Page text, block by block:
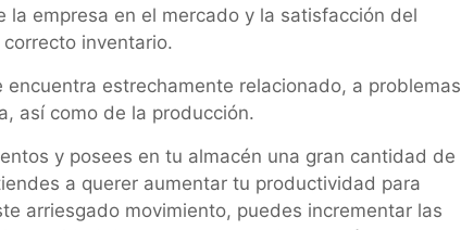
empresa en el mercado y la satisfacción del
inventario.
estrechamente relacionado, a problemas
así como de la producción.
y posees en tu almacén una gran cantidad de
a querer aumentar tu productividad para
arriesgado movimiento, puedes incrementar las